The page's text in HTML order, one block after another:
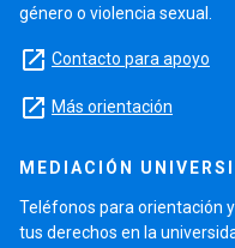
género o violencia sexual.
launch Contacto para apoyo
launch Más orientación
MEDIACIÓN
Teléfonos para orientación
tus derechos en la